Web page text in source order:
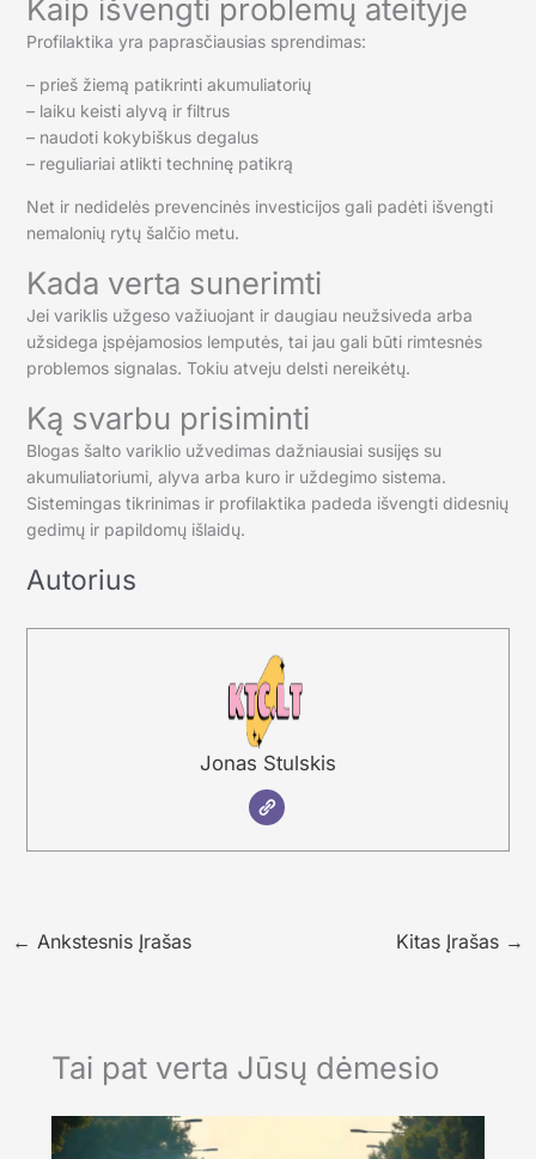
Kaip išvengti problemų ateityje
Profilaktika yra paprasčiausias sprendimas:
– prieš žiemą patikrinti akumuliatorių
– laiku keisti alyvą ir filtrus
– naudoti kokybiškus degalus
– reguliariai atlikti techninę patikrą
Net ir nedidelės prevencinės investicijos gali padėti išvengti
nemalonių rytų šalčio metu.
Kada verta sunerimti
Jei variklis užgeso važiuojant ir daugiau neužsiveda arba
užsidega įspėjamosios lemputės, tai jau gali būti rimtesnės
problemos signalas. Tokiu atveju delsti nereikėtų.
Ką svarbu prisiminti
Blogas šalto variklio užvedimas dažniausiai susijęs su
akumuliatoriumi, alyva arba kuro ir uždegimo sistema.
Sistemingas tikrinimas ir profilaktika padeda išvengti didesnių
gedimų ir papildomų išlaidų.
Autorius
Jonas Stulskis
← Ankstesnis Įrašas Kitas Įrašas →
Tai pat verta Jūsų dėmesio